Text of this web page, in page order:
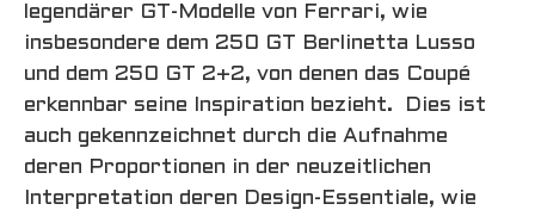
legendärer GT-Modelle von Ferrari, wie
insbesondere dem 250 GT Berlinetta Lusso
und dem 250 GT 2+2, von denen das Coupé
erkennbar seine Inspiration bezieht. Dies ist
auch gekennzeichnet durch die Aufnahme
deren Proportionen in der neuzeitlichen
Interpretation deren Design-Essentiale, wie